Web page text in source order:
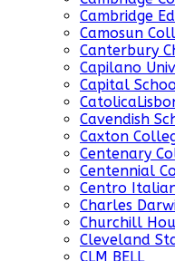
Cambridge
Camosun
Canterbury
Capilano
Capital
Cavendish
Caxton
Centenary
Centennial
Centro
Charles
Churchill
Cleveland
CLM BELL